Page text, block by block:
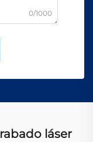
0/1000
láser